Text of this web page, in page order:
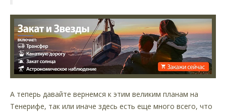
А теперь давайте вернемся к этим великим планам на
Тенерифе, так или иначе здесь есть еще много всего, что